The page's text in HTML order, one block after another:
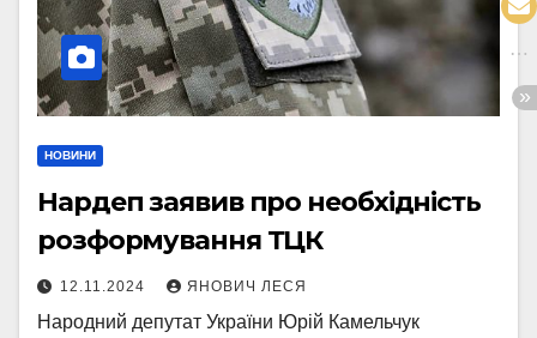
НОВИНИ
Нардеп заявив про необхідність
розформування ТЦК
12.11.2024 ЯНОВИЧ ЛЕСЯ
Народний депутат України Юрій Камельчук